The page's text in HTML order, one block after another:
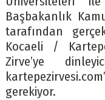
Başbakanlık
tarafından
Kocaeli /
Zirve’ye
gerekiyor.